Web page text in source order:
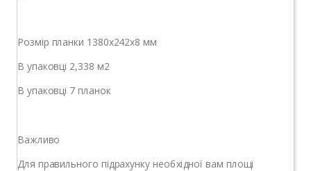
Розмір планки 1380х242х8 мм
В упаковці 2,338 м2
В упаковці 7 планок
Важливо
Для правильного підрахунку необхідної вам площі